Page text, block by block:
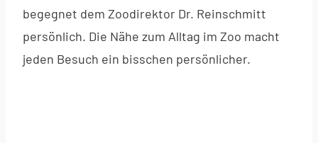
begegnet dem Zoodirektor Dr. Reinschmitt
persönlich. Die Nähe zum Alltag im Zoo macht
jeden Besuch ein bisschen persönlicher.